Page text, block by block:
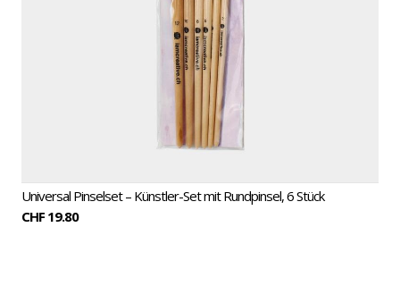
Universal Pinselset – Künstler-Set mit Rundpinsel, 6 Stück
CHF 19.80